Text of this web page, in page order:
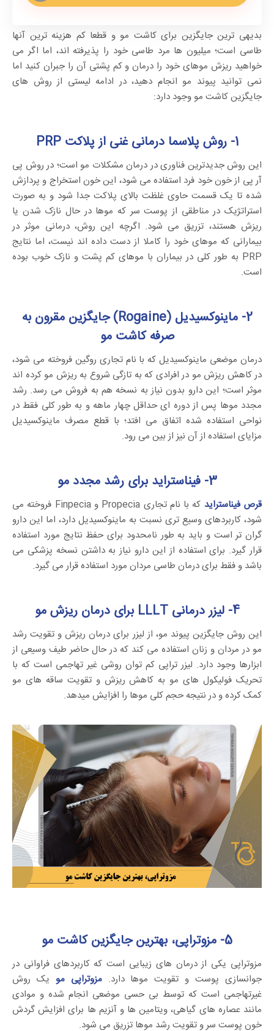
بدیهی ترین جایگزین برای کاشت مو و قطعا کم هزینه ترین آنها
طاسی است؛ میلیون ها مرد طاسی خود را پذیرفته اند، اما اگر می
خواهید ریزش موهای خود را درمان و کم پشتی آن را جبران کنید اما
نمی توانید پیوند مو انجام دهید، در ادامه لیستی از روش های
جایگزین کاشت مو وجود دارد:
1- روش پلاسما درمانی غنی از پلاکت PRP
این روش جدیدترین فناوری در درمان مشکلات مو است؛ در روش پی
آر پی از خون خود فرد استفاده می شود، این خون استخراج و پردازش
شده تا یک قسمت حاوی غلظت بالای پلاکت جدا شود و به صورت
استراتژیک در مناطقی از پوست سر که موها در حال نازک شدن یا
ریزش هستند، تزریق می شود. اگرچه این روش، درمانی موثر در
بیمارانی که موهای خود را کاملا از دست داده اند نیست، اما نتایج
PRP به طور کلی در بیماران با موهای کم پشت و نازک خوب بوده
است.
2- ماینوکسیدیل (Rogaine) جایگزین مقرون به
صرفه کاشت مو
درمان موضعی ماینوکسیدیل که با نام تجاری روگین فروخته می شود،
در کاهش ریزش مو در افرادی که به تازگی شروع به ریزش مو کرده اند
موثر است؛ این دارو بدون نیاز به نسخه هم به فروش می رسد. رشد
مجدد موها پس از دوره ای حداقل چهار ماهه و به طور کلی فقط در
نواحی استفاده شده اتفاق می افتد؛ با قطع مصرف ماینوکسیدیل
مزایای استفاده از آن نیز از بین می رود.
3- فیناستراید برای رشد مجدد مو
قرص فیناستراید
که با نام تجاری Propecia و Finpecia فروخته می
شود، کاربردهای وسیع تری نسبت به ماینوکسیدیل دارد، اما این دارو
گران تر است و باید به طور نامحدود برای حفظ نتایج مورد استفاده
قرار گیرد. برای استفاده از این دارو نیاز به داشتن نسخه پزشکی می
باشد و فقط برای درمان طاسی مردان مورد استفاده قرار می گیرد.
4- لیزر درمانی LLLT برای درمان ریزش مو
این روش جایگزین پیوند مو، از لیزر برای درمان ریزش و تقویت رشد
مو در مردان و زنان استفاده می کند که در حال حاضر طیف وسیعی از
ابزارها وجود دارد. لیزر تراپی کم توان روشی غیر تهاجمی است که با
تحریک فولیکول های مو به کاهش ریزش و تقویت ساقه های مو
کمک کرده و در نتیجه حجم کلی موها را افزایش میدهد.
5- مزوتراپی، بهترین جایگزین کاشت مو
مزوتراپی یکی از درمان های زیبایی است که کاربردهای فراوانی در
جوانسازی پوست و تقویت موها دارد.مزوتراپی مو یک روش
غیرتهاجمی است که توسط بی حسی موضعی انجام شده و موادی
مانند عصاره های گیاهی، ویتامین ها و آنزیم ها برای افزایش گردش
خون پوست سر و تقویت رشد موها تزریق می شود.